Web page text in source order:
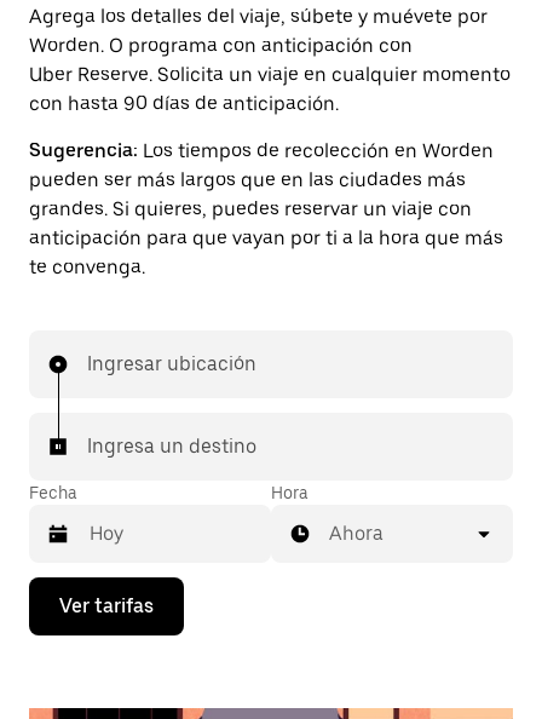
Agrega los detalles del viaje, súbete y muévete por
Worden. O programa con anticipación con
Uber Reserve. Solicita un viaje en cualquier momento
con hasta 90 días de anticipación.
Sugerencia: Los tiempos de recolección en Worden
pueden ser más largos que en las ciudades más
grandes. Si quieres, puedes reservar un viaje con
anticipación para que vayan por ti a la hora que más
te convenga.
Ingresar ubicación
Ingresa un destino
Fecha
Presiona
flecha
Hora
Ahora
Ver tarifas